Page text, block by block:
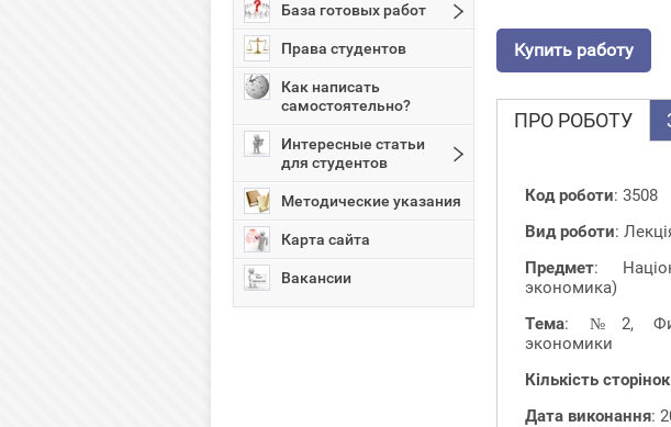
База готовых работ
Права студентов
Как написать
самостоятельно?
Интересные статьи
для студентов
Методические указания
Карта сайта
Вакансии
Купить работу
ПРО РОБОТУ
Код роботи: 3508
Вид роботи:
Предмет:
экономика)
Тема: №2,
экономики
Кількість сторінок
Дата виконання: